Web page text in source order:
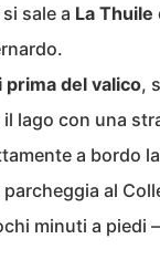
sale a La Thuile
del valico,
il lago con una
a bordo
parcheggia al
minuti a piedi